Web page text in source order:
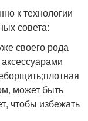
к технологии
совета:
своего рода
может быть
чтобы избежать